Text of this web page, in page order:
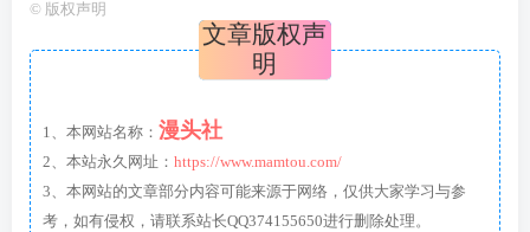
© 版权声明
文章版权声
明
1、本网站名称： 漫头社
2、本站永久网址： https://www.mamtou.com/
3、本网站的文章部分内容可能来源于网络，仅供大家学习与参
考，如有侵权，请联系站长QQ374155650进行删除处理。